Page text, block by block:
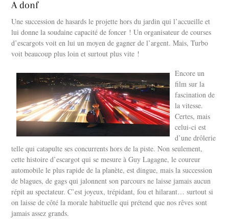
A donf
Une succession de hasards le projette hors du jardin qui l’accueille et
lui donne la soudaine capacité de foncer ! Un organisateur de courses
d’escargots voit en lui un moyen de gagner de l’argent. Mais, Turbo
voit beaucoup plus loin et surtout plus vite !
Encore un
film sur la
fascination de
la vitesse.
Certes, mais
celui-ci est
d’une drôlerie
telle qui catapulte ses concurrents hors de la piste. Non seulement,
cette histoire d’escargot qui se mesure à Guy Lagagne, le coureur
automobile le plus rapide de la planète, est dingue, mais la succession
de blagues, de gags qui jalonnent son parcours ne laisse jamais aucun
répit au spectateur. C’est joyeux, trépidant, fou et hilarant… surtout si
on laisse de côté la morale habituelle qui prétend que nos rêves sont
jamais assez grands.